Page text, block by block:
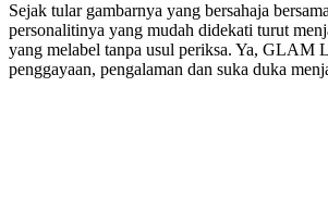
Sejak tular gambarnya yang bersahaja
personalitinya yang mudah didekati turut
yang melabel tanpa usul periksa. Ya, GLAM
penggayaan, pengalaman dan suka duka